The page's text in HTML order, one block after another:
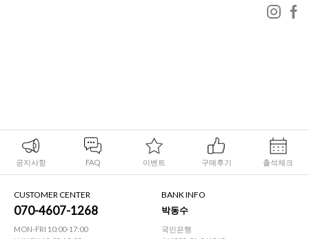
공지사항 FAQ 이벤트 구매후기 출석체크
CUSTOMER CENTER
070-4607-1268
MON-FRI 10:00-17:00
BANK INFO
박동수
국민은행